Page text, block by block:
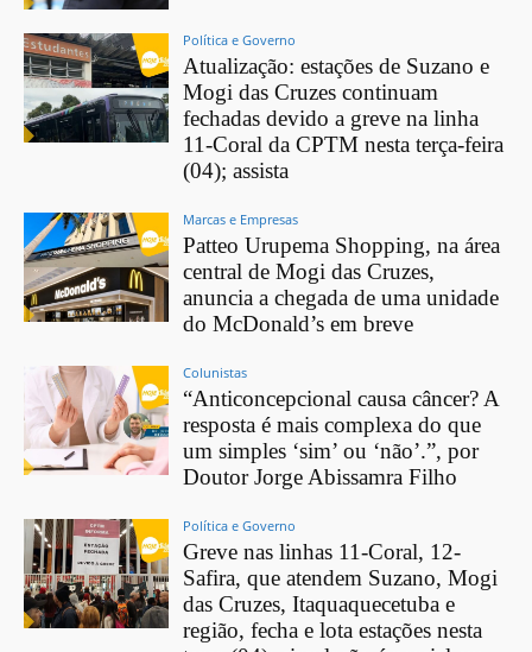
Política e Governo
Atualização: estações de Suzano e
Mogi das Cruzes continuam
fechadas devido a greve na linha
11-Coral da CPTM nesta terça-feira
(04); assista
Marcas e Empresas
Patteo Urupema Shopping, na área
central de Mogi das Cruzes,
anuncia a chegada de uma unidade
do McDonald’s em breve
Colunistas
“Anticoncepcional causa câncer? A
resposta é mais complexa do que
um simples ‘sim’ ou ‘não’.”, por
Doutor Jorge Abissamra Filho
Política e Governo
Greve nas linhas 11-Coral, 12-
Safira, que atendem Suzano, Mogi
das Cruzes, Itaquaquecetuba e
região, fecha e lota estações nesta